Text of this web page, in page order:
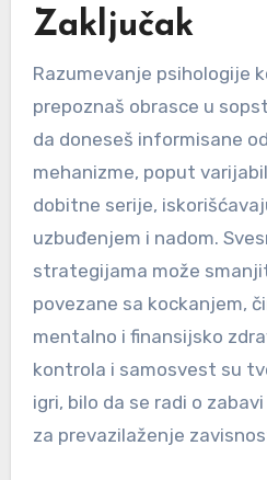
Zaključak
Razumevanje psihologije
prepoznaš obrasce u
da doneseš informisane
mehanizme, poput
dobitne serije,
uzbuđenjem i nadom.
strategijama može
povezane sa kockanjem,
mentalno i finansijsko
kontrola i samosvest su
igri, bilo da se radi o
za prevazilaženje